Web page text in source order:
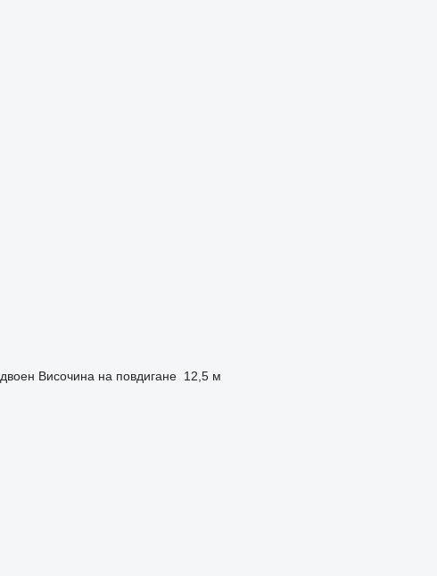
двоен Височина на повдигане 12,5 м